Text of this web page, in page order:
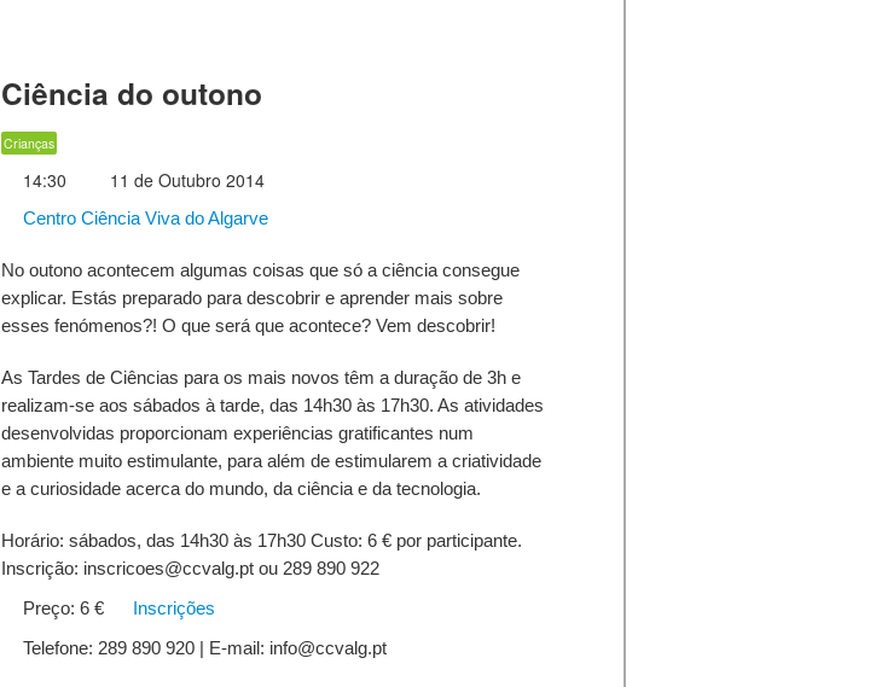
Ciência do outono
Crianças
14:30 11 de Outubro 2014
Centro Ciência Viva do Algarve
No outono acontecem algumas coisas que só a ciência consegue
explicar. Estás preparado para descobrir e aprender mais sobre
esses fenómenos?! O que será que acontece? Vem descobrir!
As Tardes de Ciências para os mais novos têm a duração de 3h e
realizam-se aos sábados à tarde, das 14h30 às 17h30. As atividades
desenvolvidas proporcionam experiências gratificantes num
ambiente muito estimulante, para além de estimularem a criatividade
e a curiosidade acerca do mundo, da ciência e da tecnologia.
Horário: sábados, das 14h30 às 17h30 Custo: 6 € por participante.
Inscrição: inscricoes@ccvalg.pt ou 289 890 922
Preço: 6 €
Inscrições
Telefone: 289 890 920 | E-mail: info@ccvalg.pt